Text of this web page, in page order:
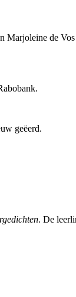
Marjoleine de
geëerd.
. De